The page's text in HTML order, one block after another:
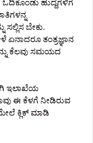
ಬೇಕು.
ಏನಾದರೂ ತಂತ್ರಜ್ಞಾನ
ಕೆಲವು ಸಮಯದ
ಇಲಾಖೆಯ
ಈ ಕೆಳಗೆ ನೀಡಿರುವ
ಕ್ಲಿಕ್ ಮಾಡಿ